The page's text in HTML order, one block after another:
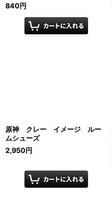
840円
原神 クレー イメージ ルー
ムシューズ
2,950円